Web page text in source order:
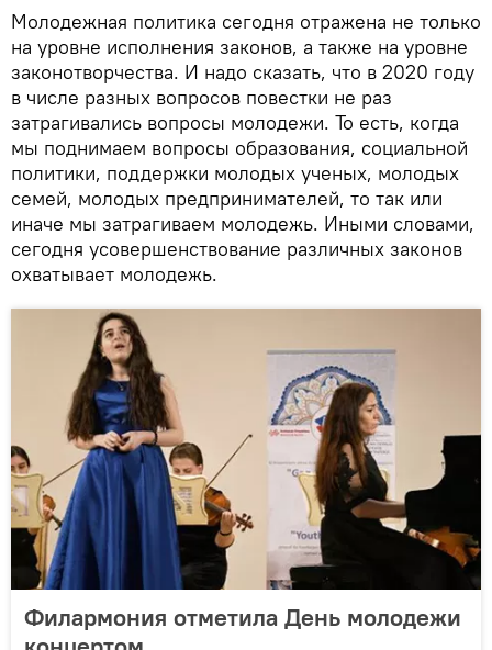
Молодежная политика сегодня отражена не только
на уровне исполнения законов, а также на уровне
законотворчества. И надо сказать, что в 2020 году
в числе разных вопросов повестки не раз
затрагивались вопросы молодежи. То есть, когда
мы поднимаем вопросы образования, социальной
политики, поддержки молодых ученых, молодых
семей, молодых предпринимателей, то так или
иначе мы затрагиваем молодежь. Иными словами,
сегодня усовершенствование различных законов
охватывает молодежь.
Филармония отметила День молодежи